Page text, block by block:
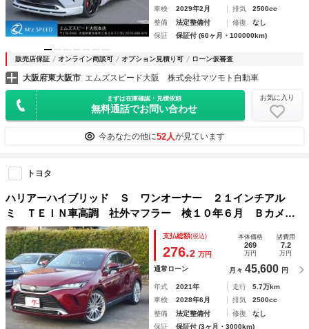
車検
2029年2月 排気
2500cc
整備
法定整備付 修復
なし
保証
保証付 (60ヶ月・100000km)
販売店保証 オンライン商談可 オプション見積り可 ローン仮審査
大阪府東大阪市 エムズスピード大阪 株式会社マツモト自動車
まずは在庫確認・見積依頼
無料通話でお問い合わせ
お気に入り
今あなたの他に52人が見ています
トヨタ
ハリアーハイブリッド Ｓ ワンオーナー ２１インチアル
ミ ＴＥＩＮ車高調 社外マフラー 検１０年６月 Ｂカメ
ラ Ｂｌｕｅｔｏｏｔｈ ＥＴＣ アダプティブオートクルー
ズ
支払総額(税込)
276.2 万円
本体価格
269
万円
諸費用
7.2
万円
通常ローン 月々 45,600 円
年式 2021年 走行
5.7万km
車検
2028年6月 排気
2500cc
整備
法定整備付 修復
なし
保証
保証付 (3ヶ月・3000km)